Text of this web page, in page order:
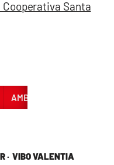
· VIBO VALENTIA
Cooperativa Santa